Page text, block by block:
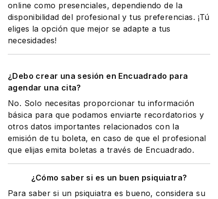
online como presenciales, dependiendo de la
disponibilidad del profesional y tus preferencias. ¡Tú
eliges la opción que mejor se adapte a tus
necesidades!
¿Debo crear una sesión en Encuadrado para
agendar una cita?
No. Solo necesitas proporcionar tu información
básica para que podamos enviarte recordatorios y
otros datos importantes relacionados con la
emisión de tu boleta, en caso de que el profesional
que elijas emita boletas a través de Encuadrado.
¿Cómo saber si es un buen psiquiatra?
Para saber si un psiquiatra es bueno, considera su